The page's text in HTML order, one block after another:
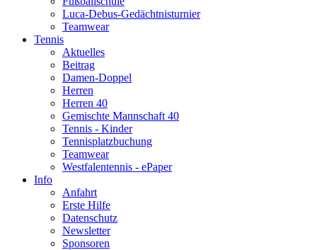
Luca-Debus-Gedächtnisturnier
Teamwear
Tennis
Aktuelles
Beitrag
Damen-Doppel
Herren
Herren 40
Gemischte Mannschaft 40
Tennis - Kinder
Tennisplatzbuchung
Teamwear
Westfalentennis - ePaper
Info
Anfahrt
Erste Hilfe
Datenschutz
Newsletter
Sponsoren